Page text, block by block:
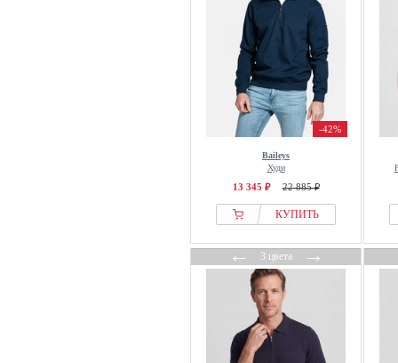
-42%
Baileys
Худи
13 345 ₽ 22 885 ₽
КУПИТЬ
←3 цвета→